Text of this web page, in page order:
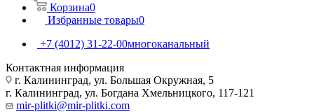
Корзина0
Избранные товары0
+7 (4012) 31-22-00многоканальный
Контактная информация
г. Калининград, ул. Большая Окружная, 5
г. Калининград, ул. Богдана Хмельницкого, 117-121
mir-plitki@mir-plitki.com